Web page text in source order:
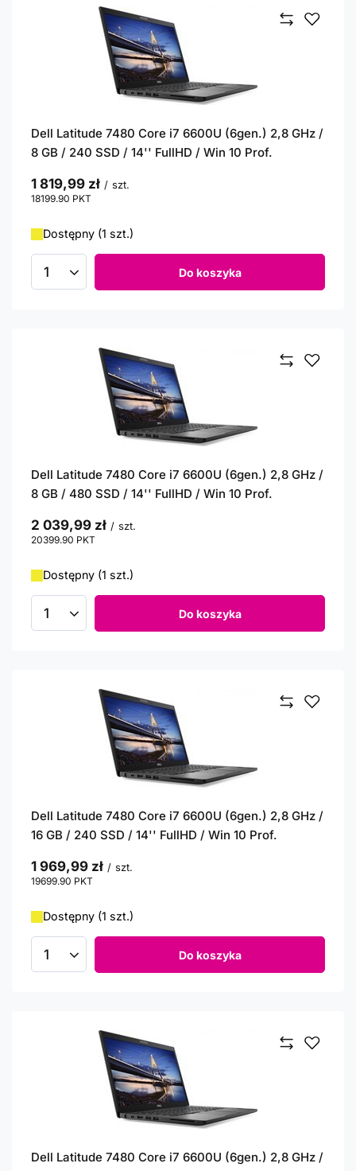
Dell Latitude 7480 Core i7 6600U (6gen.) 2,8 GHz /
8 GB / 240 SSD / 14'' FullHD / Win 10 Prof.
1 819,99 zł / szt.
18199.90 PKT
Dostępny (1 szt.)
Ilość produktów Do koszyka
Dell Latitude 7480 Core i7 6600U (6gen.) 2,8 GHz /
8 GB / 480 SSD / 14'' FullHD / Win 10 Prof.
2 039,99 zł / szt.
20399.90 PKT
Dostępny (1 szt.)
Ilość produktów Do koszyka
Dell Latitude 7480 Core i7 6600U (6gen.) 2,8 GHz /
16 GB / 240 SSD / 14'' FullHD / Win 10 Prof.
1 969,99 zł / szt.
19699.90 PKT
Dostępny (1 szt.)
Ilość produktów Do koszyka
Dell Latitude 7480 Core i7 6600U (6gen.) 2,8 GHz /